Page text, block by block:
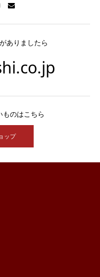
ありましたら
ものはこちら
ップ